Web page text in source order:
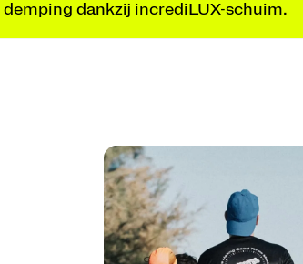
demping dankzij incrediLUX-schuim.